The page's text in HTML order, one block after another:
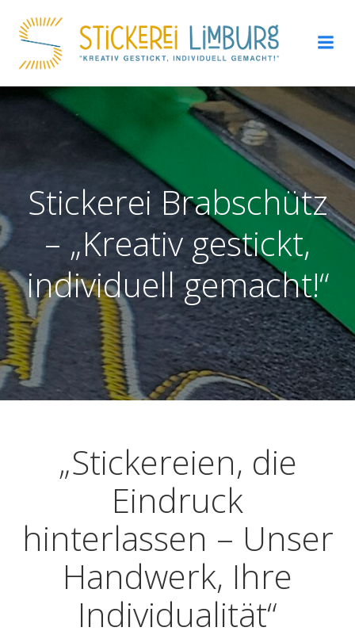
Inhalt
springen
Stickerei Brabschütz
– „Kreativ gestickt,
individuell gemacht!“
„Stickereien, die
Eindruck
hinterlassen – Unser
Handwerk, Ihre
Individualität“